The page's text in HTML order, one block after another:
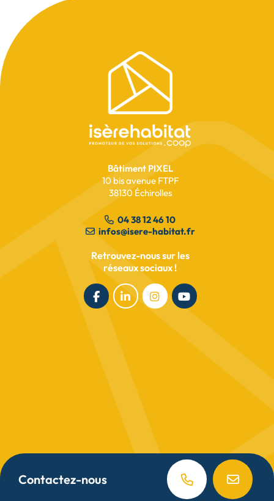
Pied
de
page
Bâtiment PIXEL
10 bis avenue FTPF
38130 Échirolles
04 38 12 46 10
infos@isere-habitat.fr
Retrouvez-nous sur les
réseaux sociaux !
Mentions légales
Contactez-nous